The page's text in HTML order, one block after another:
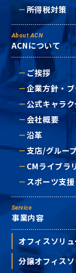
所得税対策
About ACN
ACNについて
ご挨拶
企業方針・
公式キャラク
会社概要
沿革
支店/グルー
CMライブラ
スポーツ支援
Service
事業内容
オフィスソリ
分譲オフィス